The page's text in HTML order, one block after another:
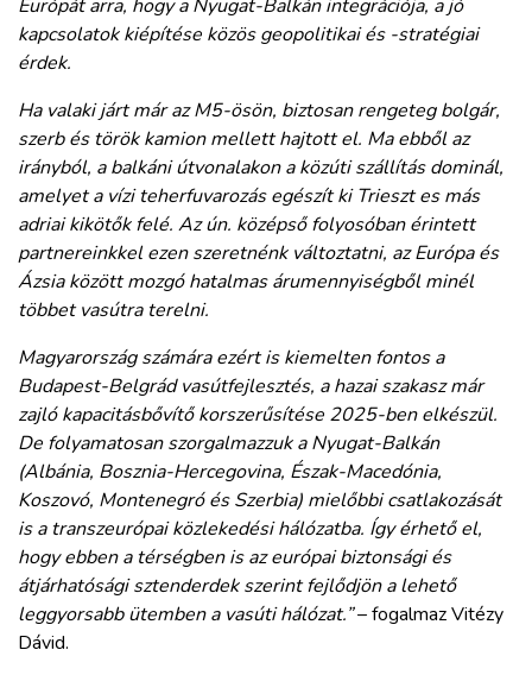
Európát arra, hogy a Nyugat-Balkán integrációja, a jó
kapcsolatok kiépítése közös geopolitikai és -stratégiai
érdek.
Ha valaki járt már az M5-ösön, biztosan rengeteg bolgár,
szerb és török kamion mellett hajtott el. Ma ebből az
irányból, a balkáni útvonalakon a közúti szállítás dominál,
amelyet a vízi teherfuvarozás egészít ki Trieszt es más
adriai kikötők felé. Az ún. középső folyosóban érintett
partnereinkkel ezen szeretnénk változtatni, az Európa és
Ázsia között mozgó hatalmas árumennyiségből minél
többet vasútra terelni.
Magyarország számára ezért is kiemelten fontos a
Budapest-Belgrád vasútfejlesztés, a hazai szakasz már
zajló kapacitásbővítő korszerűsítése 2025-ben elkészül.
De folyamatosan szorgalmazzuk a Nyugat-Balkán
(Albánia, Bosznia-Hercegovina, Észak-Macedónia,
Koszovó, Montenegró és Szerbia) mielőbbi csatlakozását
is a transzeurópai közlekedési hálózatba. Így érhető el,
hogy ebben a térségben is az európai biztonsági és
átjárhatósági sztenderdek szerint fejlődjön a lehető
leggyorsabb ütemben a vasúti hálózat.”– fogalmaz Vitézy
Dávid.